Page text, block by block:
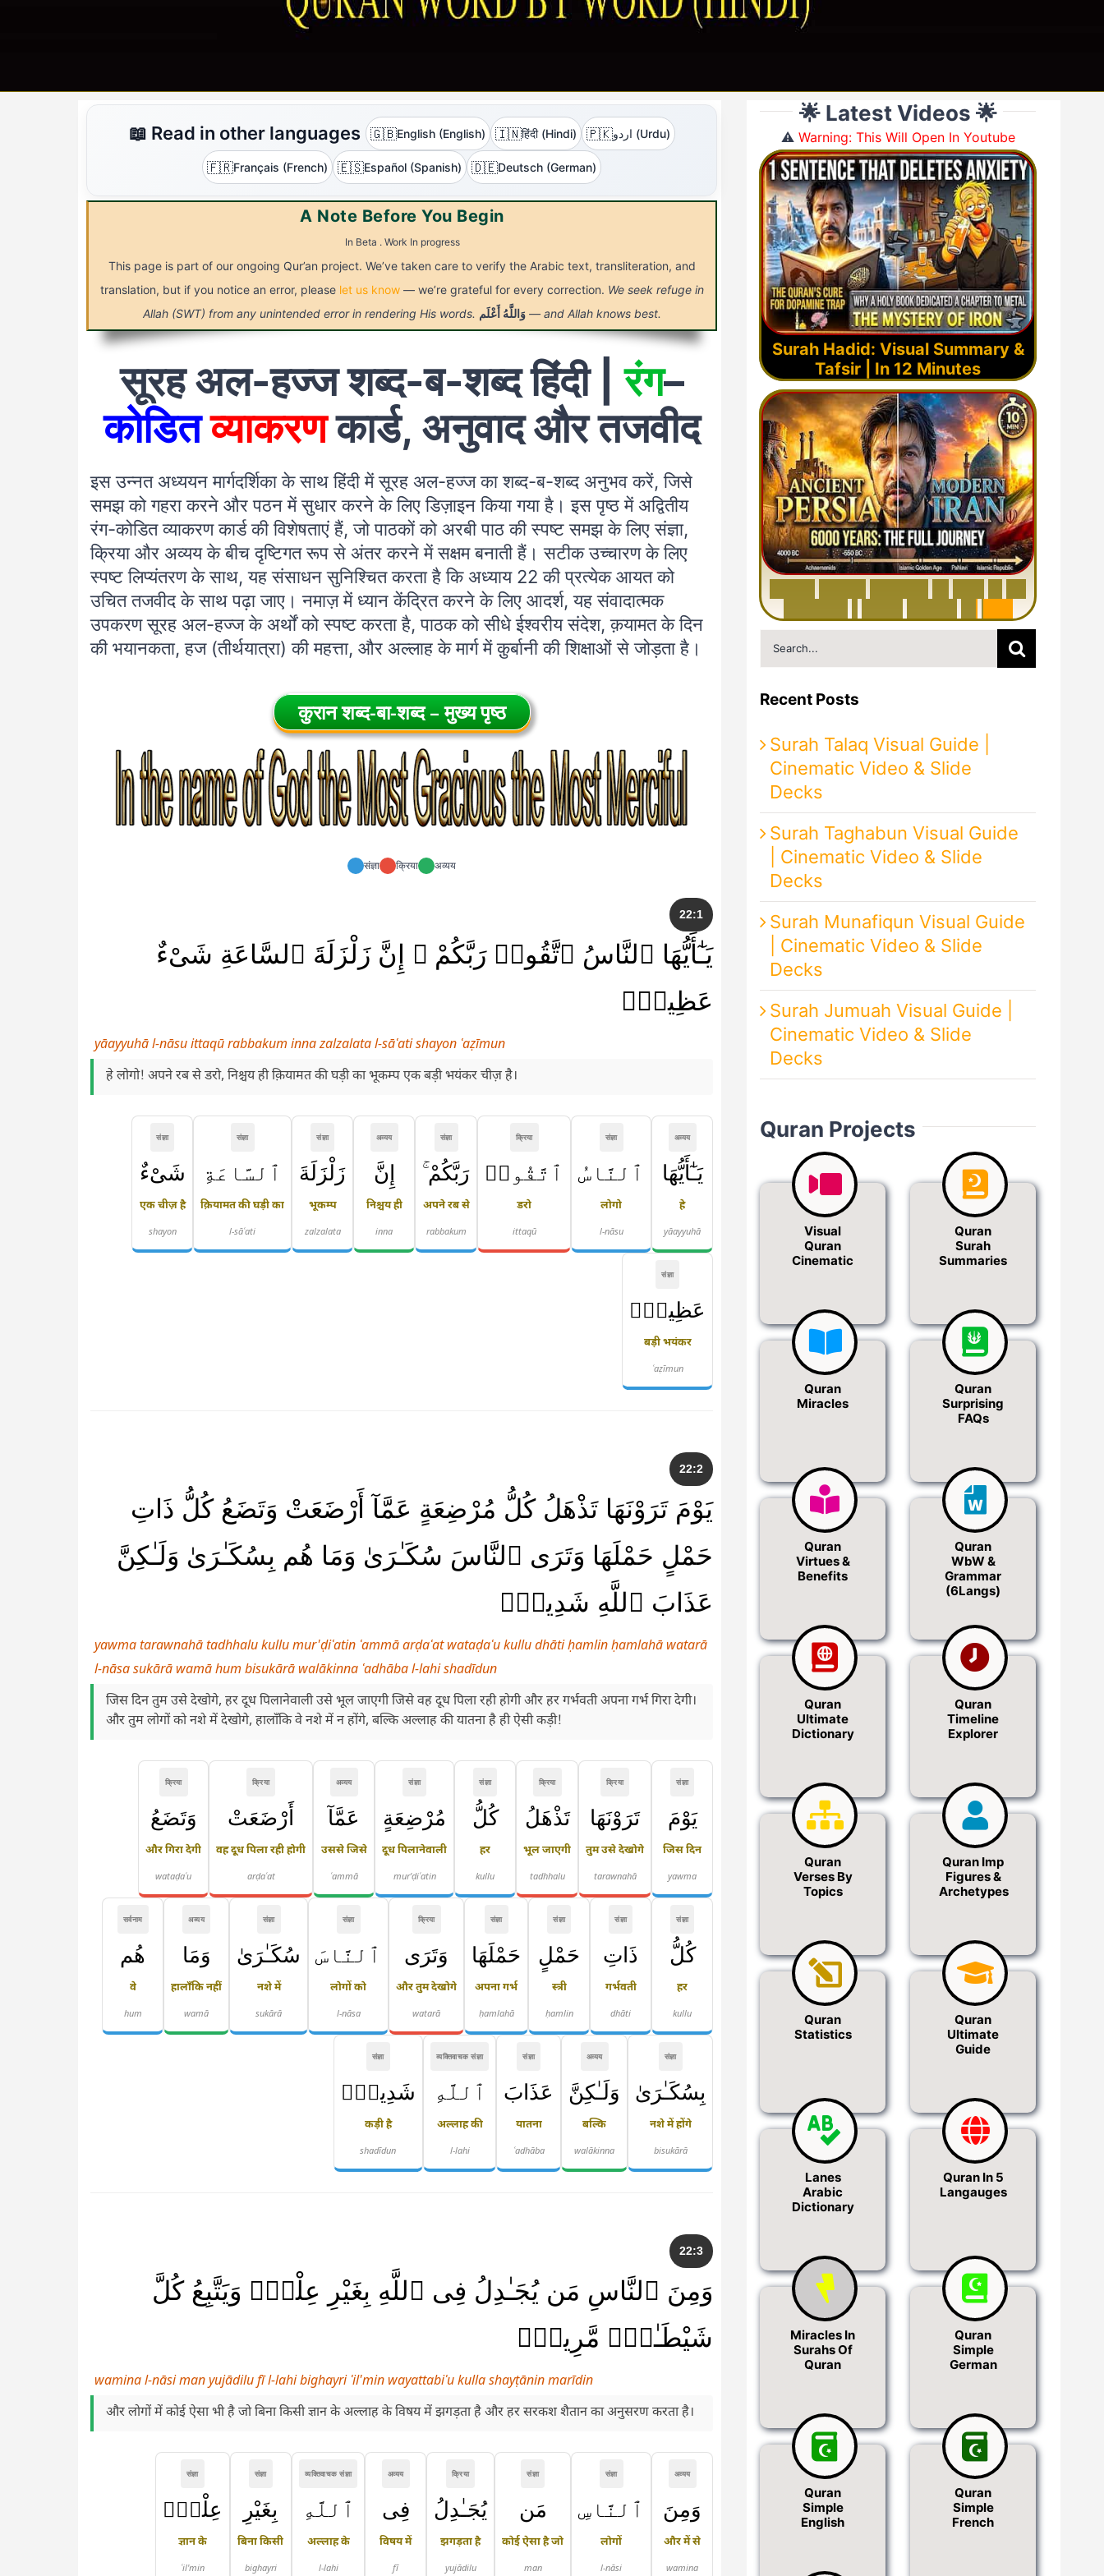
📖 Read in other languages 🇬🇧English (English) 🇮🇳हिंदी (Hindi) 🇵🇰 اردو (Urdu)
🇫🇷Français (French) 🇪🇸Español (Spanish) 🇩🇪Deutsch (German)
A Note Before You Begin
In Beta . Work In progress
This page is part of our ongoing Qur’an project. We’ve taken care to verify the Arabic text, transliteration, and
translation, but if you notice an error, please let us know — we’re grateful for every correction. We seek refuge in
Allah (SWT) from any unintended error in rendering His words.
وَاللَّهُ أَعْلَم — and Allah knows best.
सूरह अल-हज्ज शब्द-ब-शब्द हिंदी |रंग–
कोडित व्याकरणकार्ड, अनुवाद और तजवीद
इस उन्नत अध्ययन मार्गदर्शिका के साथ हिंदी में सूरह अल-हज्ज का शब्द-ब-शब्द अनुभव करें, जिसे
समझ को गहरा करने और पठन में सुधार करने के लिए डिज़ाइन किया गया है। इस पृष्ठ में अद्वितीय
रंग-कोडित व्याकरण कार्ड की विशेषताएं हैं, जो पाठकों को अरबी पाठ की स्पष्ट समझ के लिए संज्ञा,
क्रिया और अव्यय के बीच दृष्टिगत रूप से अंतर करने में सक्षम बनाती हैं। सटीक उच्चारण के लिए
स्पष्ट लिप्यंतरण के साथ, यह संसाधन सुनिश्चित करता है कि अध्याय 22 की प्रत्येक आयत को
उचित तजवीद के साथ पढ़ा जाए। नमाज़ में ध्यान केंद्रित करने के लिए आदर्श, यह संवादात्मक
उपकरण सूरह अल-हज्ज के अर्थों को स्पष्ट करता है, पाठक को सीधे ईश्वरीय संदेश, क़यामत के दिन
की भयानकता, हज (तीर्थयात्रा) की महत्ता, और अल्लाह के मार्ग में क़ुर्बानी की शिक्षाओं से जोड़ता है।
कुरान शब्द-बा-शब्द – मुख्य पृष्ठ
संज्ञा क्रिया अव्यय
22:1
يَـٰٓأَيُّهَا ٱلنَّاسُ ٱتَّقُوا۟ رَبَّكُمْ ۚ إِنَّ زَلْزَلَةَ ٱلسَّاعَةِ شَىْءٌ
عَظِيمٌۭ
yāayyuhā l-nāsu ittaqū rabbakum inna zalzalata l-sāʿati shayon ʿaẓīmun
हे लोगो! अपने रब से डरो, निश्चय ही क़ियामत की घड़ी का भूकम्प एक बड़ी भयंकर चीज़ है।
अव्यय
يَـٰٓأَيُّهَا
हे
yāayyuhā
संज्ञा
ٱلنَّاسُ
लोगो
l-nāsu
क्रिया
ٱتَّقُوا۟
डरो
ittaqū
संज्ञा
رَبَّكُمْ ۚ
अपने रब से
rabbakum
अव्यय
إِنَّ
निश्चय ही
inna
संज्ञा
زَلْزَلَةَ
भूकम्प
zalzalata
संज्ञा
ٱلسَّاعَةِ
क़ियामत की घड़ी का
l-sāʿati
संज्ञा
شَىْءٌ
एक चीज़ है
shayon
संज्ञा
عَظِيمٌۭ
बड़ी भयंकर
ʿaẓīmun
22:2
يَوْمَ تَرَوْنَهَا تَذْهَلُ كُلُّ مُرْضِعَةٍ عَمَّآ أَرْضَعَتْ وَتَضَعُ كُلُّ ذَاتِ
حَمْلٍ حَمْلَهَا وَتَرَى ٱلنَّاسَ سُكَـٰرَىٰ وَمَا هُم بِسُكَـٰرَىٰ وَلَـٰكِنَّ
عَذَابَ ٱللَّهِ شَدِيدٌۭ
yawma tarawnahā tadhhalu kullu mur'ḍiʿatin ʿammā arḍaʿat wataḍaʿu kullu dhāti ḥamlin ḥamlahā watarā
l-nāsa sukārā wamā hum bisukārā walākinna ʿadhāba l-lahi shadīdun
जिस दिन तुम उसे देखोगे, हर दूध पिलानेवाली उसे भूल जाएगी जिसे वह दूध पिला रही होगी और हर गर्भवती अपना गर्भ गिरा देगी।
और तुम लोगों को नशे में देखोगे, हालाँकि वे नशे में न होंगे, बल्कि अल्लाह की यातना है ही ऐसी कड़ी!
संज्ञा
يَوْمَ
जिस दिन
yawma
क्रिया
تَرَوْنَهَا
तुम उसे देखोगे
tarawnahā
क्रिया
تَذْهَلُ
भूल जाएगी
tadhhalu
संज्ञा
كُلُّ
हर
kullu
संज्ञा
مُرْضِعَةٍ
दूध पिलानेवाली
mur'ḍiʿatin
अव्यय
عَمَّآ
उससे जिसे
ʿammā
क्रिया
أَرْضَعَتْ
वह दूध पिला रही होगी
arḍaʿat
क्रिया
وَتَضَعُ
और गिरा देगी
wataḍaʿu
संज्ञा
كُلُّ
हर
kullu
संज्ञा
ذَاتِ
गर्भवती
dhāti
संज्ञा
حَمْلٍ
स्त्री
ḥamlin
संज्ञा
حَمْلَهَا
अपना गर्भ
ḥamlahā
क्रिया
وَتَرَى
और तुम देखोगे
watarā
संज्ञा
ٱلنَّاسَ
लोगों को
l-nāsa
संज्ञा
سُكَـٰرَىٰ
नशे में
sukārā
अव्यय
وَمَا
हालाँकि नहीं
wamā
सर्वनाम
هُم
वे
hum
संज्ञा
بِسُكَـٰرَىٰ
नशे में होंगे
bisukārā
अव्यय
وَلَـٰكِنَّ
बल्कि
walākinna
संज्ञा
عَذَابَ
यातना
ʿadhāba
व्यक्तिवाचक संज्ञा
ٱللَّهِ
अल्लाह की
l-lahi
संज्ञा
شَدِيدٌۭ
कड़ी है
shadīdun
22:3
وَمِنَ ٱلنَّاسِ مَن يُجَـٰدِلُ فِى ٱللَّهِ بِغَيْرِ عِلْمٍۢ وَيَتَّبِعُ كُلَّ
شَيْطَـٰنٍۢ مَّرِيدٍۢ
wamina l-nāsi man yujādilu fī l-lahi bighayri ʿil'min wayattabiʿu kulla shayṭānin marīdin
और लोगों में कोई ऐसा भी है जो बिना किसी ज्ञान के अल्लाह के विषय में झगड़ता है और हर सरकश शैतान का अनुसरण करता है।
अव्यय
وَمِنَ
और में से
wamina
संज्ञा
ٱلنَّاسِ
लोगों
l-nāsi
संज्ञा
مَن
कोई ऐसा है जो
man
क्रिया
يُجَـٰدِلُ
झगड़ता है
yujādilu
अव्यय
فِى
विषय में
fī
व्यक्तिवाचक संज्ञा
ٱللَّهِ
अल्लाह के
l-lahi
संज्ञा
بِغَيْرِ
बिना किसी
bighayri
संज्ञा
عِلْمٍۢ
ज्ञान के
ʿil'min
🌟 Latest Videos 🌟
⚠️Warning: This Will Open In Youtube
Surah Hadid: Visual Summary &
Tafsir | In 12 Minutes
Search
for:
Recent Posts
Surah Talaq Visual Guide |
Cinematic Video & Slide
Decks
Surah Taghabun Visual Guide
| Cinematic Video & Slide
Decks
Surah Munafiqun Visual Guide
| Cinematic Video & Slide
Decks
Surah Jumuah Visual Guide |
Cinematic Video & Slide
Decks
Quran Projects
Visual
Quran
Cinematic
Quran
Surah
Summaries
Quran
Miracles
Quran
Surprising
FAQs
Quran
Virtues &
Benefits
Quran
WbW &
Grammar
(6Langs)
Quran
Ultimate
Dictionary
Quran
Timeline
Explorer
Quran
Verses By
Topics
Quran Imp
Figures &
Archetypes
Quran
Statistics
Quran
Ultimate
Guide
Lanes
Arabic
Dictionary
Quran In 5
Langauges
Miracles In
Surahs Of
Quran
Quran
Simple
German
Quran
Simple
English
Quran
Simple
French